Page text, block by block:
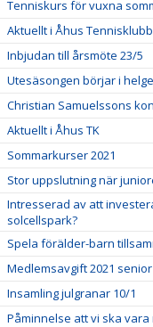
Tenniskurs för vuxna
Aktuellt i Åhus Tennisklubb
Inbjudan till årsmöte 23/5
Utesäsongen börjar i
Christian Samuelssons
Aktuellt i Åhus TK
Sommarkurser 2021
Stor uppslutning när
Intresserad av att
solcellspark?
Spela förälder-barn
Medlemsavgift 2021
Insamling julgranar 10/1
Påminnelse att vi ska